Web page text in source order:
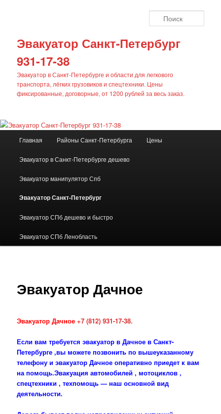
Эвакуатор Санкт-Петербург
931-17-38
Эвакуатор в Санкт-Петербурге и области для легкового
транспорта, лёгких грузовиков и спецтехники. Цены
фиксированные, договорные, от 1200 рублей за весь заказ.
Перейти
к
основному
Главная Районы Санкт-Петербурга Цены
Эвакуатор в Санкт-Петербурге дешево
Эвакуатор манипулятор Спб
Эвакуатор Санкт-Петербург
Эвакуатор СПб дешево и быстро
Эвакуатор СПб Ленобласть
Эвакуатор Дачное
Эвакуатор Дачное +7 (812) 931-17-38.
Если вам требуется эвакуатор в Дачное в Санкт-
Петербурге ,вы можете позвонить по вышеуказанному
телефону и эвакуатор Дачное оперативно приедет к вам
на помощь.Эвакуация автомобилей , мотоциклов ,
спецтехники , техпомощь — наш основной вид
деятельности.